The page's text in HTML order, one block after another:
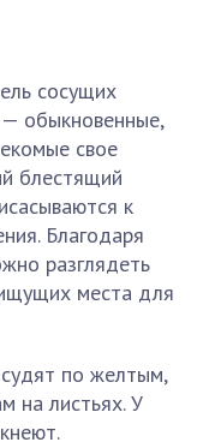
сосущих
обыкновенные,
свое
блестящий
к
Благодаря
разглядеть
места для
по желтым,
на листьях. У